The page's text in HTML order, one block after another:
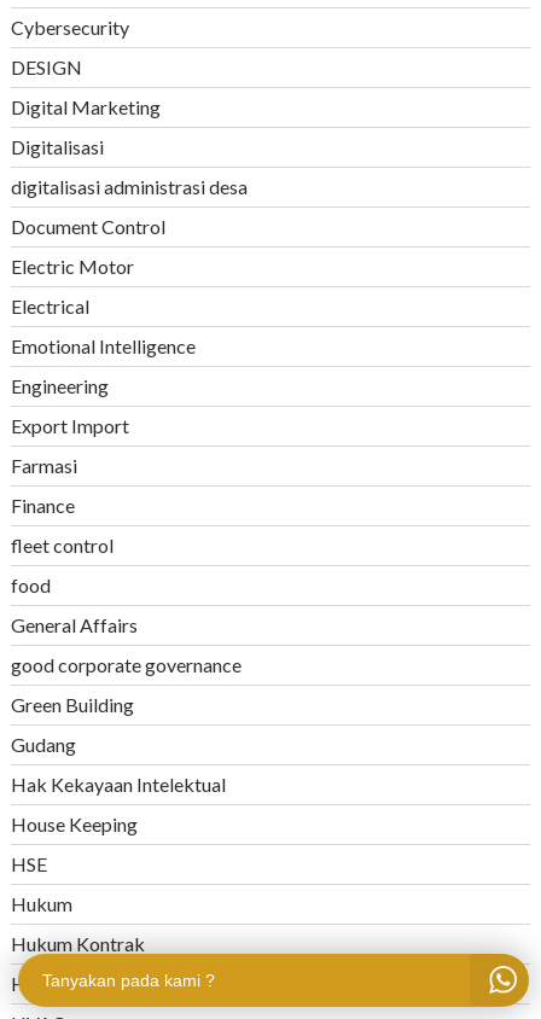
Cybersecurity
DESIGN
Digital Marketing
Digitalisasi
digitalisasi administrasi desa
Document Control
Electric Motor
Electrical
Emotional Intelligence
Engineering
Export Import
Farmasi
Finance
fleet control
food
General Affairs
good corporate governance
Green Building
Gudang
Hak Kekayaan Intelektual
House Keeping
HSE
Hukum
Hukum Kontrak
Human Resource
Tanyakan pada kami ?